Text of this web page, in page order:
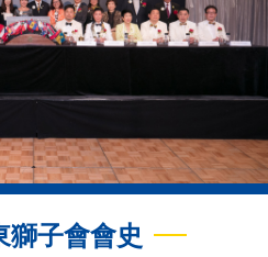
獅子會會史